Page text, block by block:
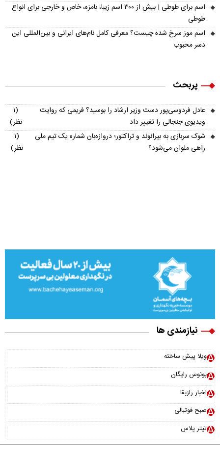
اسم برای طوطی | بیش از ۳۰۰ اسم زیبا، بامزه، خاص و خارجی برای انواع
طوطی
اسم موز سرخ شده چیست؟ معرفی کامل نام‌های ایرانی و بین‌المللی این
دسر محبوب
پربحث
عادل فردوسی‌پور دست وزیر ارشاد را بوسید؟ فریمی که روایت
ویدیوی جنجالی را تغییر داد
(۱
نظر)
شوک سربازی به بیرانوند و تراکتور؛ دروازه‌بان شماره یک تیم ملی
راهی ملوان می‌شود؟
(۱
نظر)
نیازمندی ها
ویلا پیش ساخته
بونوس رایگان
اخبار رازبقا
صبح فوتبالی
تیتر پلاس